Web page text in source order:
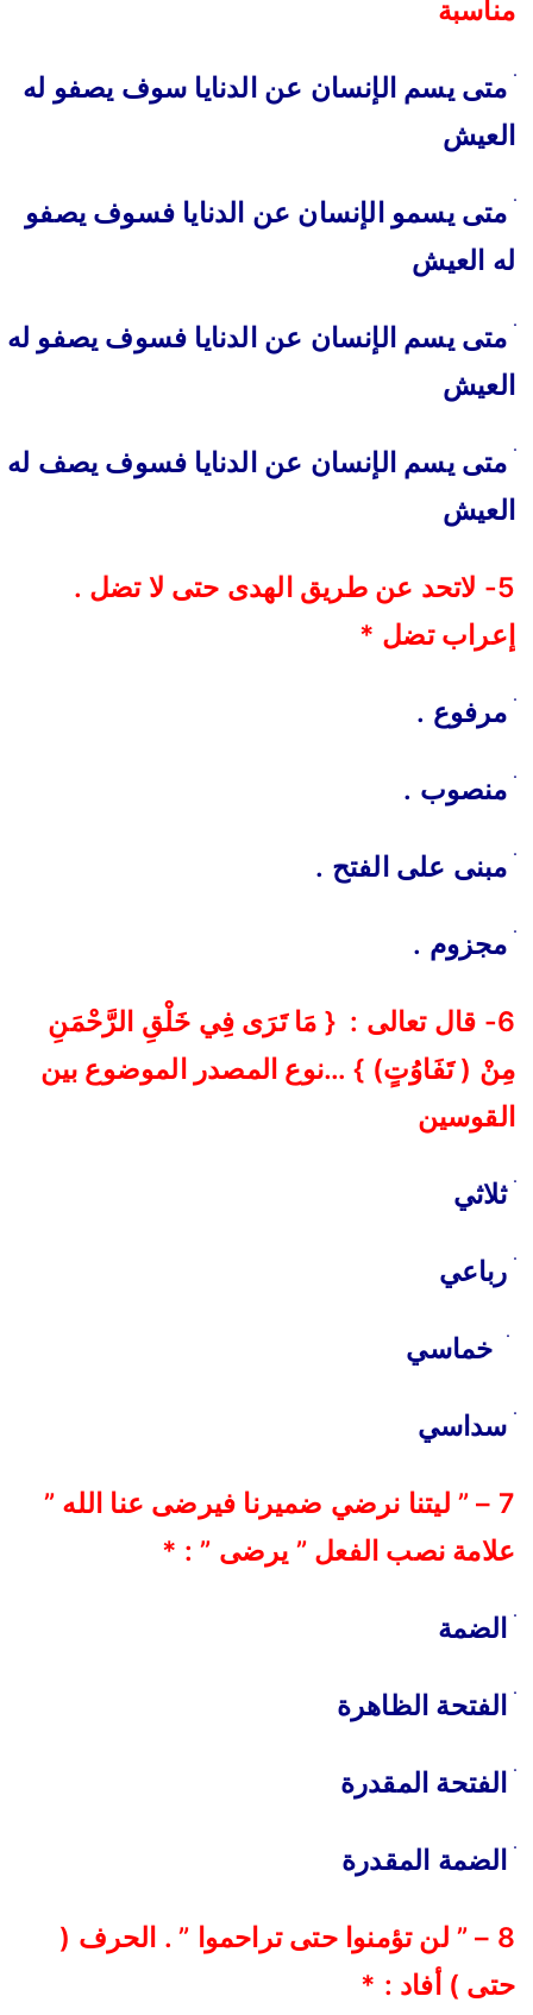
مناسبة
متى يسم الإنسان عن الدنايا سوف يصفو له
العيش
متى يسمو الإنسان عن الدنايا فسوف يصفو
له العيش
متى يسم الإنسان عن الدنايا فسوف يصفو له
العيش
متى يسم الإنسان عن الدنايا فسوف يصف له
العيش
5- لاتحد عن طريق الهدى حتى لا تضل .
إعراب تضل *
مرفوع .
منصوب .
مبنى على الفتح .
مجزوم .
6- قال تعالى : { مَا تَرَى فِي خَلْقِ الرَّحْمَنِ
مِنْ ( تَفَاوُتٍ) } …نوع المصدر الموضوع بين
القوسين
ׄثلاثي
رباعي
خماسي
سداسي
7 – ” ليتنا نرضي ضميرنا فيرضى عنا الله ”
علامة نصب الفعل ” يرضى ” : *
الضمة
الفتحة الظاهرة
الفتحة المقدرة
الضمة المقدرة
8 – ” لن تؤمنوا حتى تراحموا ” . الحرف (
حتى ) أفاد : *